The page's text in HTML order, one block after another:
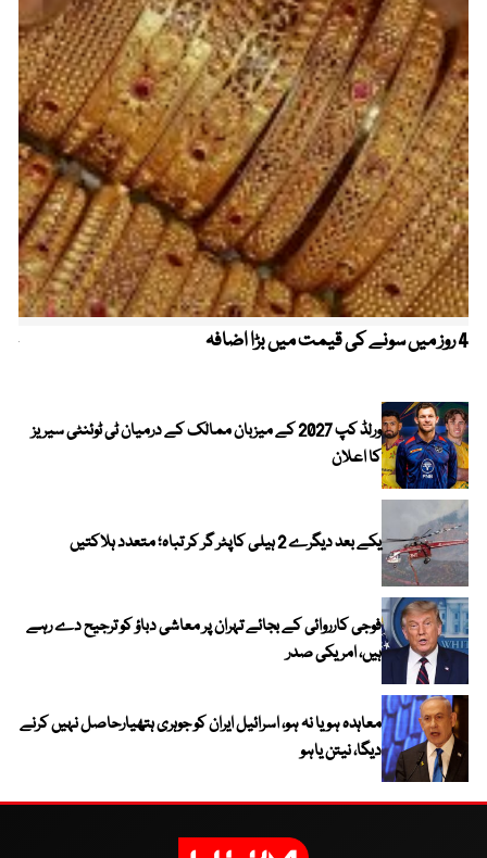
4 روز میں سونے کی قیمت میں بڑا اضافہ
ورلڈ کپ 2027 کے میزبان ممالک کے درمیان ٹی ٹوئنٹی سیریز
کا اعلان
یکے بعد دیگرے 2 ہیلی کاپٹر گر کر تباہ؛ متعدد ہلاکتیں
فوجی کارروائی کے بجائے تہران پر معاشی دباؤ کو ترجیح دے رہے
ہیں، امریکی صدر
معاہدہ ہو یا نہ ہو، اسرائیل ایران کو جوہری ہتھیارحاصل نہیں کرنے
دیگا، نیتن یاہو